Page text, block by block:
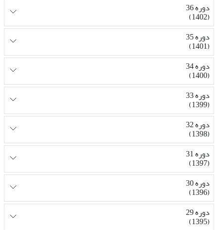
دوره 36
(1402)
دوره 35
(1401)
دوره 34
(1400)
دوره 33
(1399)
دوره 32
(1398)
دوره 31
(1397)
دوره 30
(1396)
دوره 29
(1395)